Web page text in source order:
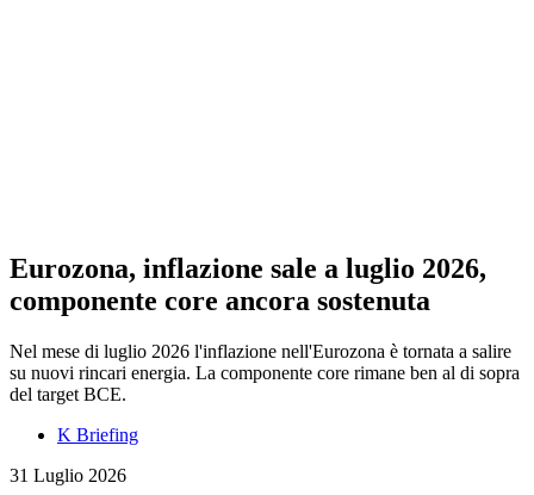
Eurozona, inflazione sale a luglio 2026,
componente core ancora sostenuta
Nel mese di luglio 2026 l'inflazione nell'Eurozona è tornata a salire
su nuovi rincari energia. La componente core rimane ben al di sopra
del target BCE.
K Briefing
31 Luglio 2026